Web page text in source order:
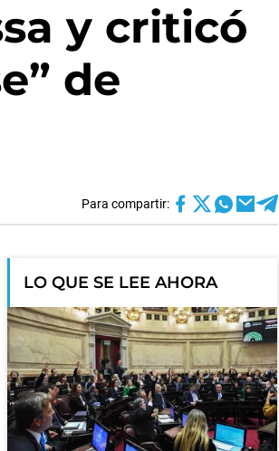
y criticó
de
Para compartir:
LO QUE SE LEE AHORA